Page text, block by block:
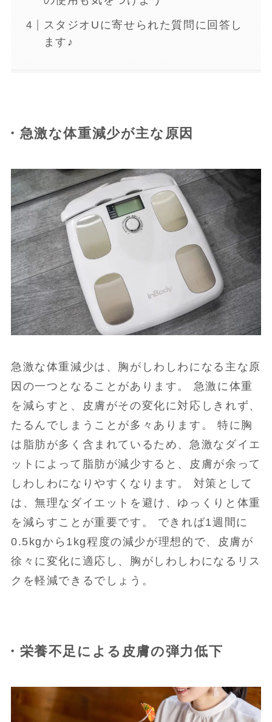
スタジオUに寄せられた質問に回答し
ます♪
・急激な体重減少が主な原因
急激な体重減少は、胸がしわしわになる主な原
因の一つとなることがあります。 急激に体重
を減らすと、皮膚がその変化に対応しきれず、
たるんでしまうことが多々あります。 特に胸
は脂肪が多く含まれているため、急激なダイエ
ットによって脂肪が減少すると、皮膚が余って
しわしわになりやすくなります。 対策として
は、無理なダイエットを避け、ゆっくりと体重
を減らすことが重要です。 できれば1週間に
0.5kgから1kg程度の減少が理想的で、皮膚が
徐々に変化に適応し、胸がしわしわになるリス
クを軽減できるでしょう。
・栄養不足による皮膚の弾力低下